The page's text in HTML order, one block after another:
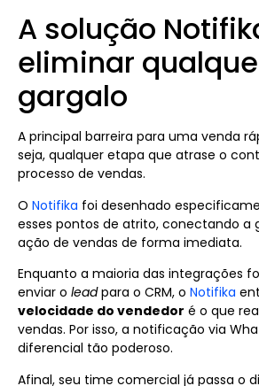
A solução
eliminar
gargalo
A principal barreira para uma venda
seja, qualquer etapa que atrase o
processo de vendas.
O Notifika foi desenhado
esses pontos de atrito, conectando a
ação de vendas de forma imediata.
Enquanto a maioria das integrações
enviar o leadpara o CRM, o Notifika
velocidade do vendedor é o que
vendas. Por isso, a notificação via
diferencial tão poderoso.
Afinal, seu time comercial já passa o